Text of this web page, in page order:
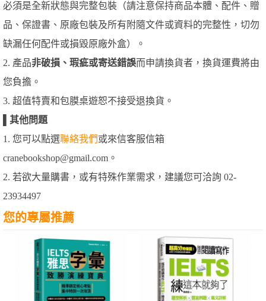
必須是全新狀態與完整包裝（請注意保持商品本體、配件、贈
品、保證書、原廠包裝及所有附隨文件或資料的完整性，切勿
缺漏任何配件或損毀原廠外盒）。
2. 產品非破損、瑕疵或寄送錯誤而申請換貨者，換貨運費將由
您負擔。
3. 超值特賣和包膜桌遊恕不接受退換貨。
其他問題
1. 您可以點選聯絡我們或來信客服信箱
cranebookshop@gmail.com。
2. 若欲大量購書，或有特殊作業需求，建議您可洽詢 02-
23934497
您的專屬推薦